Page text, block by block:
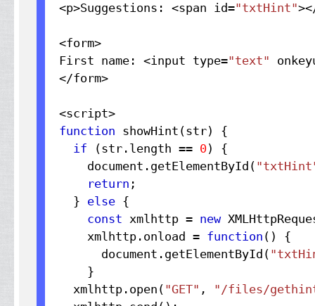
<p>Suggestions: <span id="txtHint"
<form>
First name: <input type="text"
</form>
<script>
function showHint(str) {
if (str. length == 0) {
    document.
getElementById (
return ;
  }
else {
const xmlhttp = new
    xmlhttp.
onload = function () {
      document.
getElementById (
    }
  xmlhttp.
open ( "GET" , "/files/